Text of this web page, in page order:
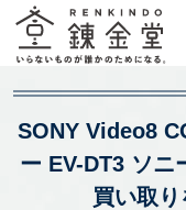
SONY Video8
ー EV-DT3 ソニ
買い取り